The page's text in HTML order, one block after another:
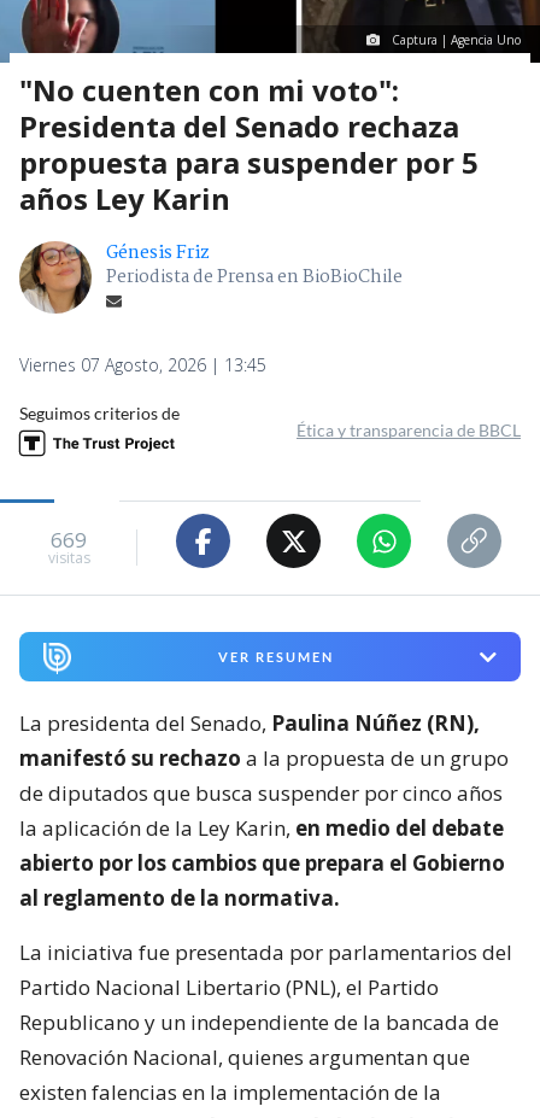
Captura | Agencia Uno
"No cuenten con mi voto":
Presidenta del Senado rechaza
propuesta para suspender por 5
años Ley Karin
Génesis Friz
Periodista de Prensa en BioBioChile
Viernes 07 Agosto, 2026 | 13:45
Seguimos criterios de
Ética y transparencia de BBCL
669
visitas
VER RESUMEN
La presidenta del Senado, Paulina Núñez (RN),
manifestó su rechazo a la propuesta de un grupo
de diputados que busca suspender por cinco años
la aplicación de la Ley Karin, en medio del debate
abierto por los cambios que prepara el Gobierno
al reglamento de la normativa.
La iniciativa fue presentada por parlamentarios del
Partido Nacional Libertario (PNL), el Partido
Republicano y un independiente de la bancada de
Renovación Nacional, quienes argumentan que
existen falencias en la implementación de la